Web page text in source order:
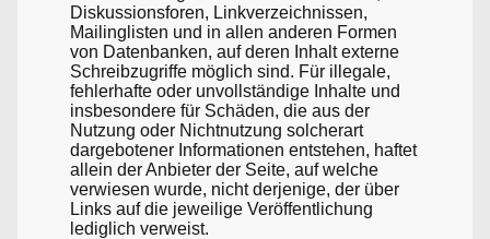
Diskussionsforen, Linkverzeichnissen,
Mailinglisten und in allen anderen Formen
von Datenbanken, auf deren Inhalt externe
Schreibzugriffe möglich sind. Für illegale,
fehlerhafte oder unvollständige Inhalte und
insbesondere für Schäden, die aus der
Nutzung oder Nichtnutzung solcherart
dargebotener Informationen entstehen, haftet
allein der Anbieter der Seite, auf welche
verwiesen wurde, nicht derjenige, der über
Links auf die jeweilige Veröffentlichung
lediglich verweist.